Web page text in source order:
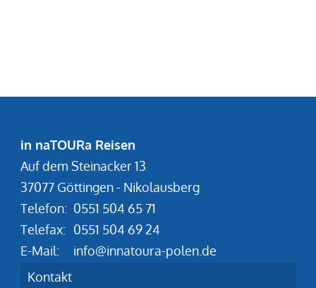
in naTOURa Reisen
Auf dem Steinacker 13
37077 Göttingen - Nikolausberg
Telefon: 0551 504 65 71
Telefax: 0551 504 69 24
E-Mail:
info@innatoura-polen.de
Kontakt